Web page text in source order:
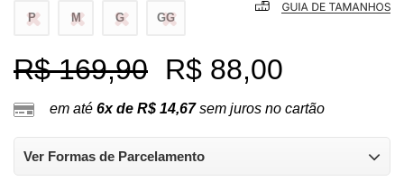
P M G GG
R$ 169,90 R$ 88,00
em até 6x de R$ 14,67sem juros no cartão
Ver Formas de Parcelamento